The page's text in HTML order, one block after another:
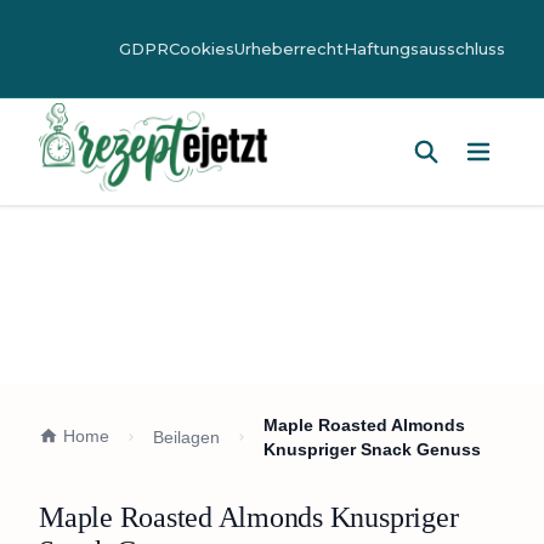
GDPRCookiesUrheberrechtHaftungsausschluss
Home Beilagen
Maple Roasted Almonds
Knuspriger Snack Genuss
Maple Roasted Almonds Knuspriger